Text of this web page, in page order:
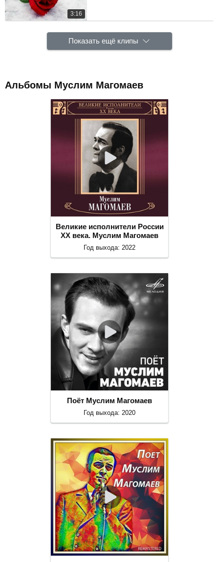
3:16
Показать ещё клипы
Альбомы Муслим Магомаев
Великие исполнители России
ХХ века. Муслим Магомаев
Год выхода: 2022
Поёт Муслим Магомаев
Год выхода: 2020